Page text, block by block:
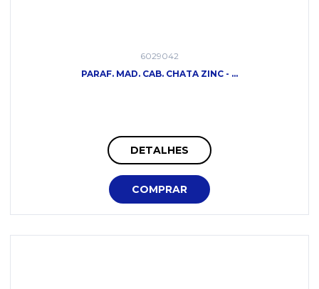
6029042
PARAF. MAD. CAB. CHATA ZINC - ...
DETALHES
COMPRAR